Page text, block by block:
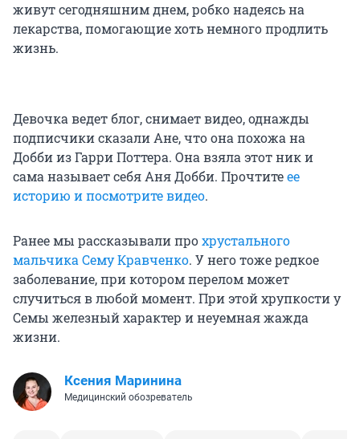
живут сегодняшним днем, робко надеясь на
лекарства, помогающие хоть немного продлить
жизнь.
Девочка ведет блог, снимает видео, однажды
подписчики сказали Ане, что она похожа на
Добби из Гарри Поттера. Она взяла этот ник и
сама называет себя Аня Добби. Прочтитеее
историю и посмотрите видео.
Ранее мы рассказывали прохрустального
мальчика Сему Кравченко. У него тоже редкое
заболевание, при котором перелом может
случиться в любой момент. При этой хрупкости у
Семы железный характер и неуемная жажда
жизни.
Ксения Маринина
Медицинский обозреватель